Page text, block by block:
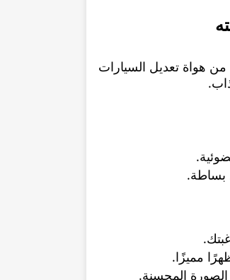
من هواة تعديل السيارات
بساطة.
مميزًا.
المحسنة.